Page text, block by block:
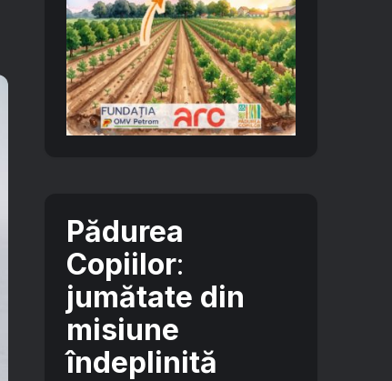
Pădurea
Copiilor:
jumătate din
misiune
îndeplinită